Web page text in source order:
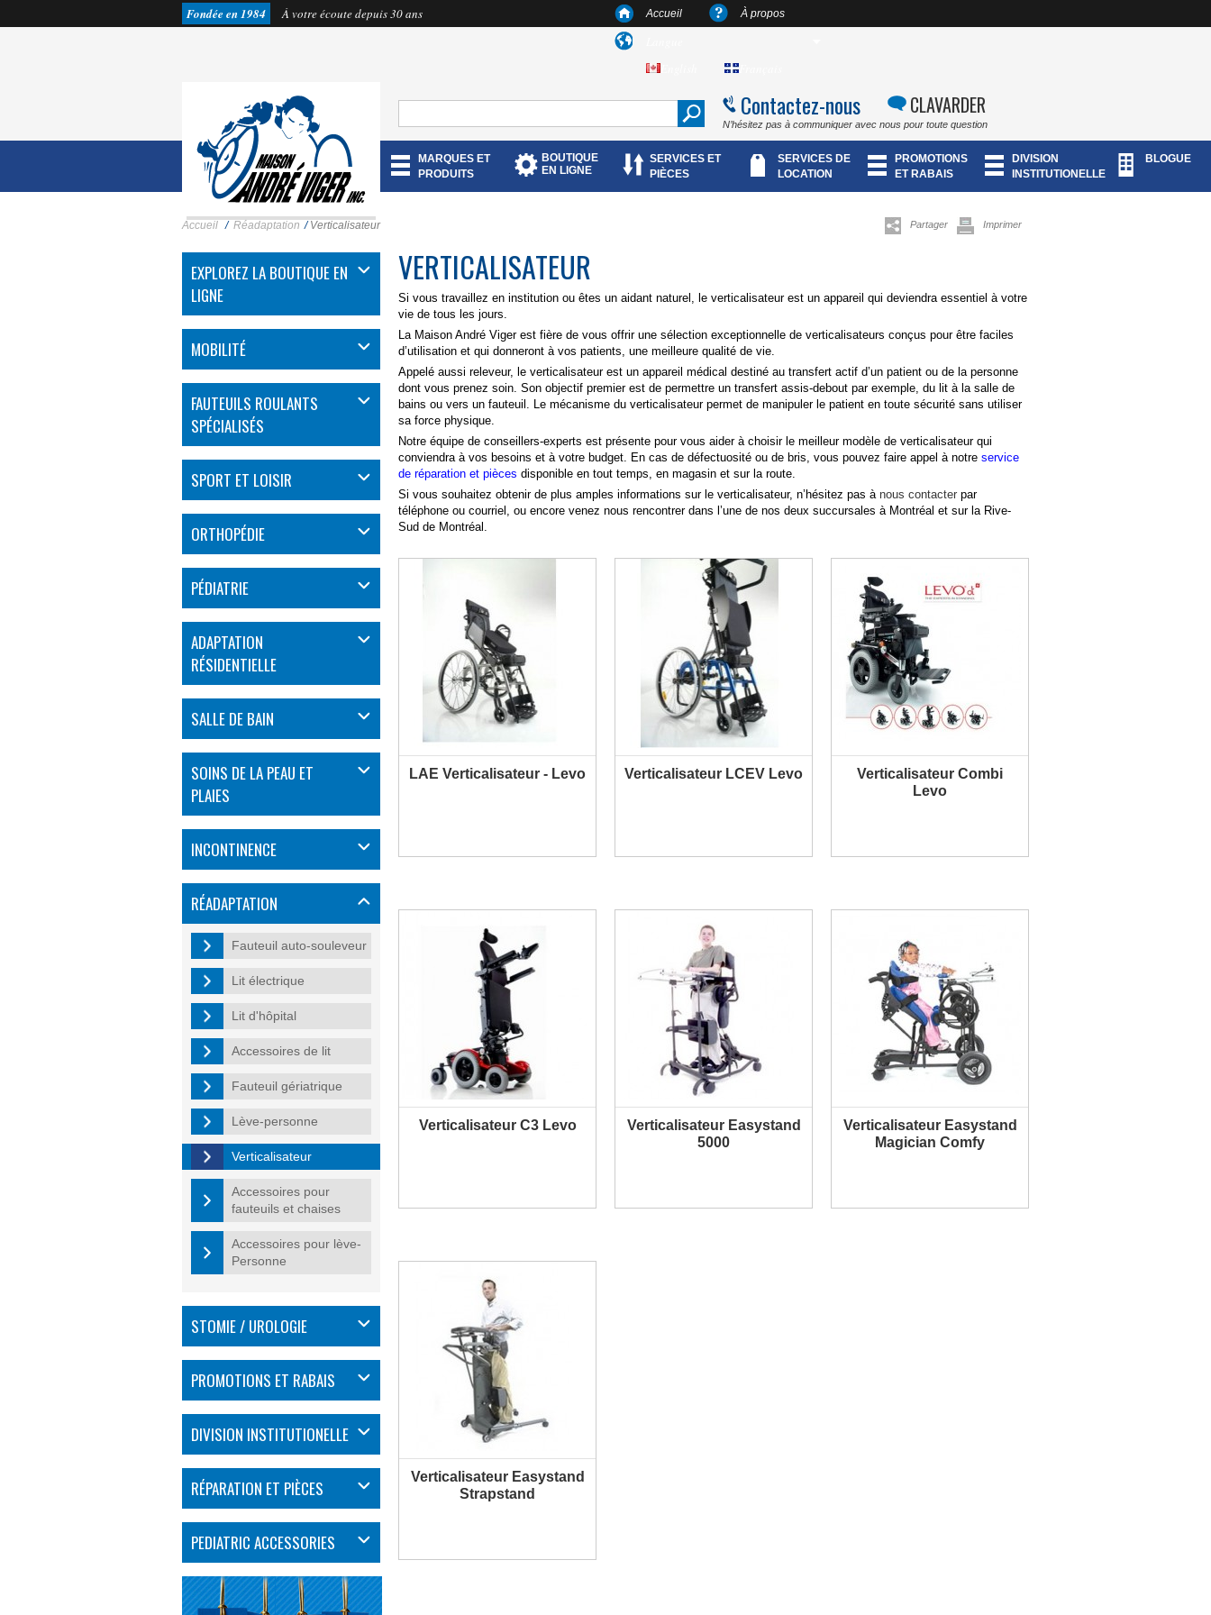
Fondée en 1984 À votre écoute depuis 30 ans Accueil À propos
Contactez-nous CLAVARDER
N’hésitez pas à communiquer avec nous pour toute question
MARQUES ET
PRODUITS
BOUTIQUE
EN LIGNE
SERVICES ET
PIÈCES
SERVICES DE
LOCATION
PROMOTIONS
ET RABAIS
DIVISION
INSTITUTIONELLE
BLOGUE
Accueil / Réadaptation / Verticalisateur Partager Imprimer
EXPLOREZ LA BOUTIQUE EN
LIGNE
MOBILITÉ
FAUTEUILS ROULANTS
SPÉCIALISÉS
SPORT ET LOISIR
ORTHOPÉDIE
PÉDIATRIE
ADAPTATION
RÉSIDENTIELLE
SALLE DE BAIN
SOINS DE LA PEAU ET
PLAIES
INCONTINENCE
RÉADAPTATION
Fauteuil auto-souleveur
Lit électrique
Lit d'hôpital
Accessoires de lit
Fauteuil gériatrique
Lève-personne
Verticalisateur
Accessoires pour
fauteuils et chaises
Accessoires pour lève-
Personne
STOMIE / UROLOGIE
PROMOTIONS ET RABAIS
DIVISION INSTITUTIONELLE
RÉPARATION ET PIÈCES
PEDIATRIC ACCESSORIES
VERTICALISATEUR
Si vous travaillez en institution ou êtes un aidant naturel, le verticalisateur est un appareil qui deviendra essentiel à votre
vie de tous les jours.
La Maison André Viger est fière de vous offrir une sélection exceptionnelle de verticalisateurs conçus pour être faciles
d’utilisation et qui donneront à vos patients, une meilleure qualité de vie.
Appelé aussi releveur, le verticalisateur est un appareil médical destiné au transfert actif d’un patient ou de la personne
dont vous prenez soin. Son objectif premier est de permettre un transfert assis-debout par exemple, du lit à la salle de
bains ou vers un fauteuil. Le mécanisme du verticalisateur permet de manipuler le patient en toute sécurité sans utiliser
sa force physique.
Notre équipe de conseillers-experts est présente pour vous aider à choisir le meilleur modèle de verticalisateur qui
conviendra à vos besoins et à votre budget. En cas de défectuosité ou de bris, vous pouvez faire appel à notre service
de réparation et pièces disponible en tout temps, en magasin et sur la route.
Si vous souhaitez obtenir de plus amples informations sur le verticalisateur, n’hésitez pas à nous contacter par
téléphone ou courriel, ou encore venez nous rencontrer dans l’une de nos deux succursales à Montréal et sur la Rive-
Sud de Montréal.
LAE Verticalisateur - Levo
PLUS D'INFORMATION
Verticalisateur LCEV Levo
Verticalisateur Combi
Levo
Verticalisateur C3 Levo
PLUS D'INFORMATION
Verticalisateur Easystand
5000
PLUS D'INFORMATION
Verticalisateur Easystand
Magician Comfy
PLUS D'INFORMATION
Verticalisateur Easystand
Strapstand
PLUS D'INFORMATION